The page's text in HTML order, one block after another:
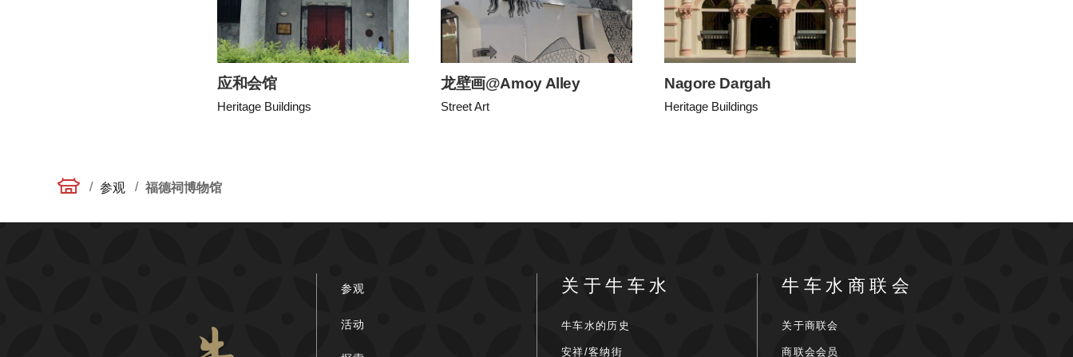
应和会馆
Heritage Buildings
龙壁画@Amoy Alley
Street Art
Nagore Dargah
Heritage Buildings
/ 参观 / 福德祠博物馆
参观
活动
关于牛车水
牛车水的历史
安祥/客纳街
牛车水商联会
关于商联会
商联会会员